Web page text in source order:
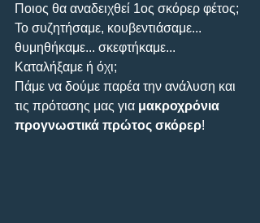
Ποιος θα αναδειχθεί 1ος σκόρερ φέτος;
Το συζητήσαμε, κουβεντιάσαμε...
θυμηθήκαμε... σκεφτήκαμε...
Καταλήξαμε ή όχι;
Πάμε να δούμε παρέα την ανάλυση και
τις πρότασης μας για μακροχρόνια
προγνωστικά πρώτος σκόρερ!